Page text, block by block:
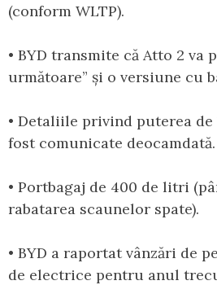
(conform WLTP).
• BYD transmite că Atto 2 va
următoare” și o versiune cu
• Detaliile privind puterea
fost comunicate deocamdată.
• Portbagaj de 400 de litri
rabatarea scaunelor spate).
• BYD a raportat vânzări de
de electrice pentru anul